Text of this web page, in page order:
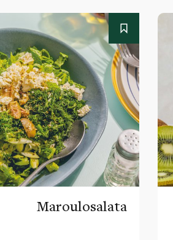
Maroulosalata